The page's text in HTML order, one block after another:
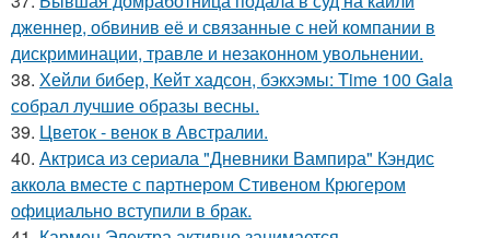
дженнер, обвинив её и связанные с ней компании в
дискриминации, травле и незаконном увольнении.
38. Хейли бибер, Кейт хадсон, бэкхэмы: Time 100 Gala
собрал лучшие образы весны.
39. Цветок - венок в Австралии.
40. Актриса из сериала "Дневники Вампира" Кэндис
аккола вместе с партнером Стивеном Крюгером
официально вступили в брак.